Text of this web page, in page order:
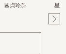
國貞玲奈 星野